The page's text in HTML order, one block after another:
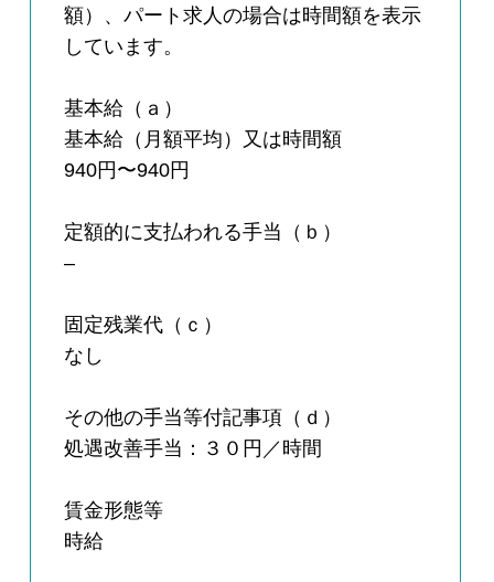
額）、パート求人の場合は時間額を表示
しています。
基本給（ａ）
基本給（月額平均）又は時間額
940円〜940円
定額的に支払われる手当（ｂ）
–
固定残業代（ｃ）
なし
その他の手当等付記事項（ｄ）
処遇改善手当：３０円／時間
賃金形態等
時給